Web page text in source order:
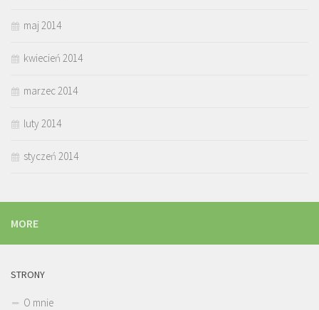
maj 2014
kwiecień 2014
marzec 2014
luty 2014
styczeń 2014
MORE
STRONY
O mnie